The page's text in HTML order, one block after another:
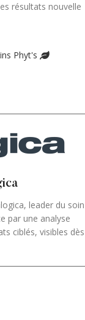
résultats nouvelle
Phyt's
leader du soin
par une analyse
ciblés, visibles dès